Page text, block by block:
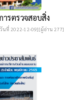
รตรวจสอบสิ่ง
นที่ 2022-12-09][ผู้อ่าน 277]